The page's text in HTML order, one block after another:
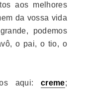
aos melhores
da vossa vida
podemos
o pai, o tio, o
aqui:creme;